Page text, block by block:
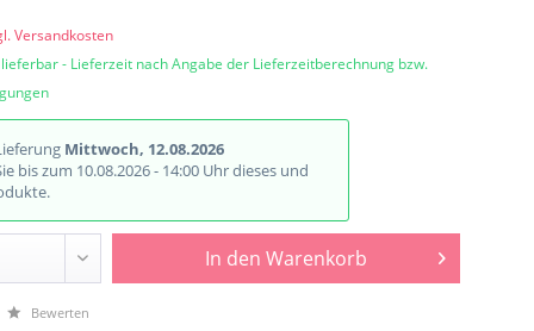
Versandkosten
- Lieferzeit nach Angabe der Lieferzeitberechnung bzw.
Mittwoch, 12.08.2026
bis zum 10.08.2026 - 14:00 Uhr dieses und
In den Warenkorb
Bewerten